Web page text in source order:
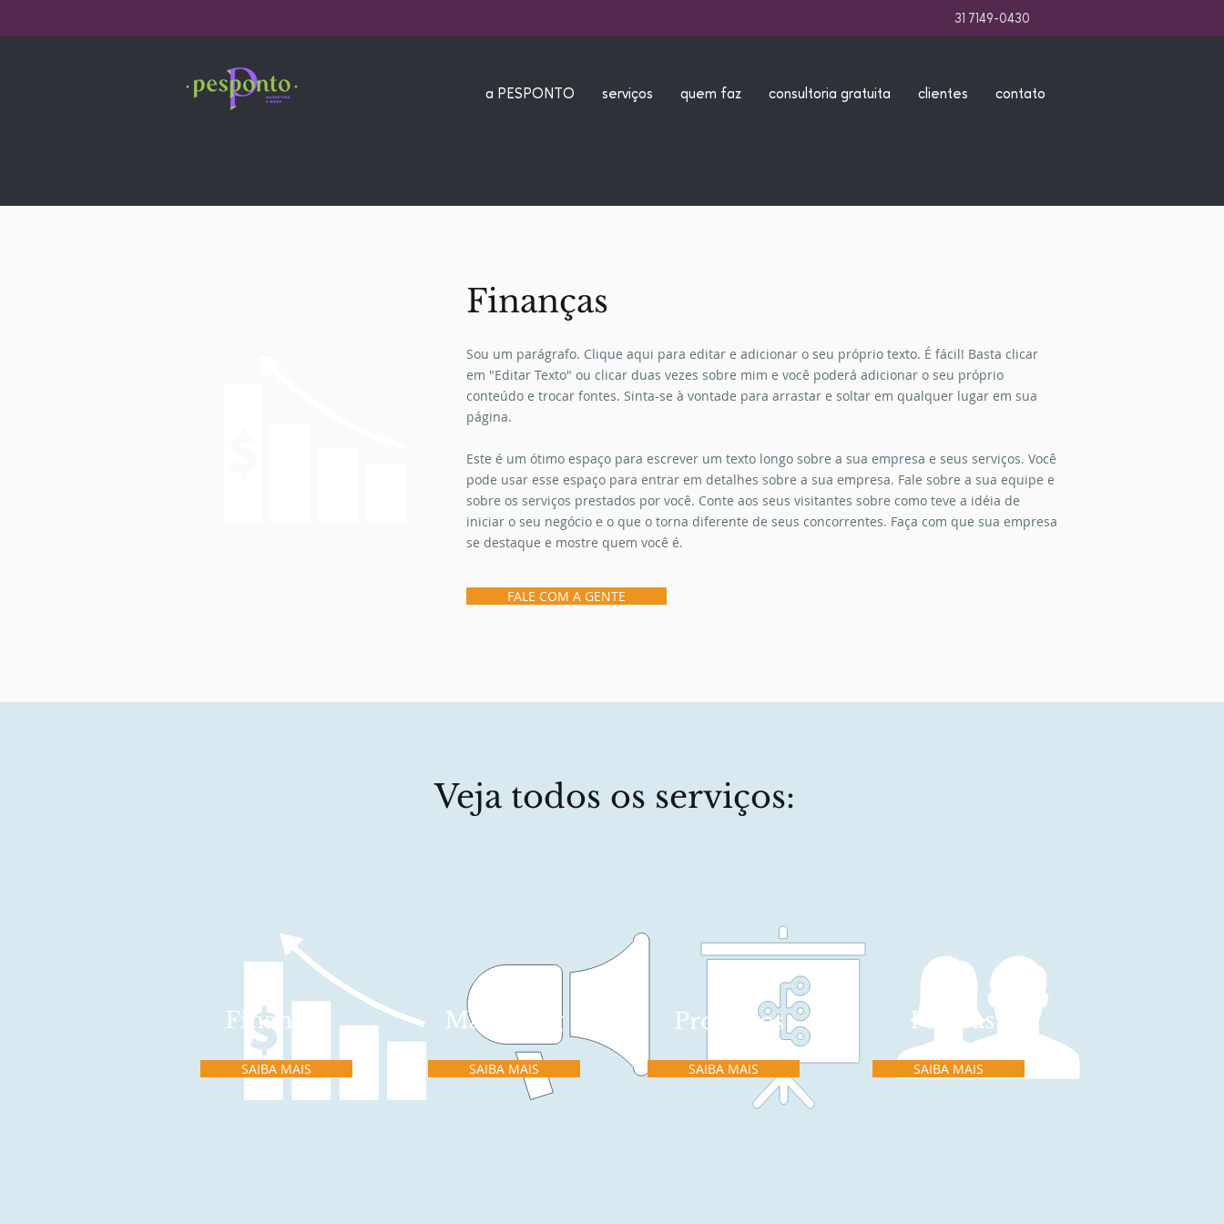
31 7149-0430
a PESPONTO serviços quem faz consultoria gratuita clientes contato
Finanças
Sou um parágrafo. Clique aqui para editar e adicionar o seu próprio texto. É fácil! Basta clicar
em "Editar Texto" ou clicar duas vezes sobre mim e você poderá adicionar o seu próprio
conteúdo e trocar fontes. Sinta-se à vontade para arrastar e soltar em qualquer lugar em sua
página.
Este é um ótimo espaço para escrever um texto longo sobre a sua empresa e seus serviços. Você
pode usar esse espaço para entrar em detalhes sobre a sua empresa. Fale sobre a sua equipe e
sobre os serviços prestados por você. Conte aos seus visitantes sobre como teve a idéia de
iniciar o seu negócio e o que o torna diferente de seus concorrentes. Faça com que sua empresa
se destaque e mostre quem você é.
FALE COM A GENTE
Veja todos os serviços:
Finanças
SAIBA MAIS
Marketing
SAIBA MAIS
Processos
SAIBA MAIS
Pessoas
SAIBA MAIS